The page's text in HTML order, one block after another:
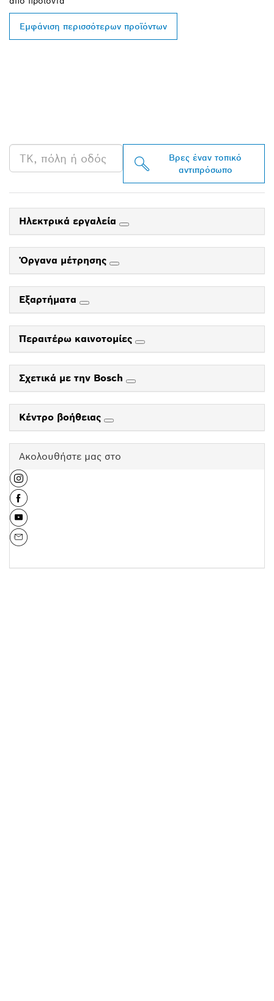
Εμφάνιση περισσότερων προϊόντων
Βρες έναν τοπικό
αντιπρόσωπο
Ηλεκτρικά εργαλεία
Όργανα μέτρησης
Εξαρτήματα
Περαιτέρω καινοτομίες
Σχετικά με την Bosch
Κέντρο βοήθειας
Ακολουθήστε μας στο